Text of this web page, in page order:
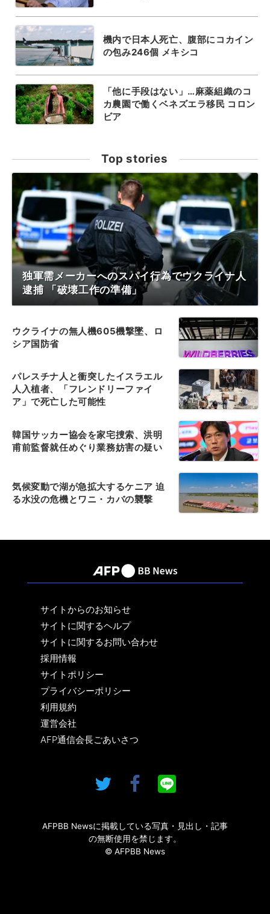
機内で日本人死亡、腹部にコカイン
の包み246個 メキシコ
「他に手段はない」…麻薬組織のコ
カ農園で働くベネズエラ移民 コロン
ビア
Top stories
独軍需メーカーへのスパイ行為でウクライナ人
逮捕 「破壊工作の準備」
ウクライナの無人機605機撃墜、ロ
シア国防省
パレスチナ人と衝突したイスラエル
人入植者、「フレンドリーファイ
ア」で死亡した可能性
韓国サッカー協会を家宅捜索、洪明
甫前監督就任めぐり業務妨害の疑い
気候変動で湖が急拡大するケニア 迫
る水没の危機とワニ・カバの襲撃
サイトからのお知らせ
サイトに関するヘルプ
サイトに関するお問い合わせ
採用情報
サイトポリシー
プライバシーポリシー
利用規約
運営会社
AFP通信会長ごあいさつ
AFPBB Newsに掲載している写真・見出し・記事
の無断使用を禁じます。
© AFPBB News